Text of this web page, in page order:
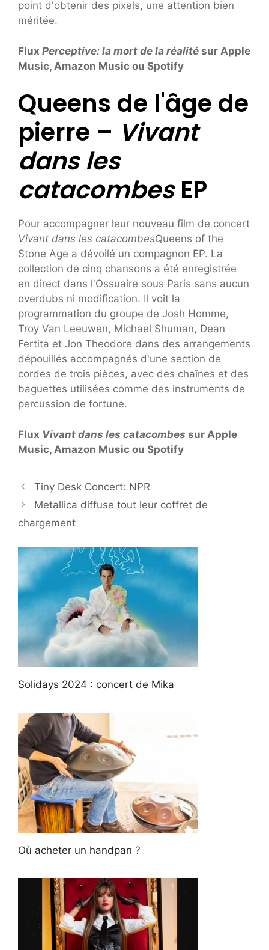
point d'obtenir des pixels, une attention bien
méritée.
Flux Perceptive: la mort de la réalité sur Apple
Music, Amazon Music ou Spotify
Queens de l'âge de
pierre – Vivant
dans les
catacombesEP
Pour accompagner leur nouveau film de concert
Vivant dans les catacombesQueens of the
Stone Age a dévoilé un compagnon EP. La
collection de cinq chansons a été enregistrée
en direct dans l'Ossuaire sous Paris sans aucun
overdubs ni modification. Il voit la
programmation du groupe de Josh Homme,
Troy Van Leeuwen, Michael Shuman, Dean
Fertita et Jon Theodore dans des arrangements
dépouillés accompagnés d'une section de
cordes de trois pièces, avec des chaînes et des
baguettes utilisées comme des instruments de
percussion de fortune.
Flux Vivant dans les catacombes sur Apple
Music, Amazon Music ou Spotify
Tiny Desk Concert: NPR
Metallica diffuse tout leur coffret de
chargement
Solidays 2024 : concert de Mika
Où acheter un handpan ?